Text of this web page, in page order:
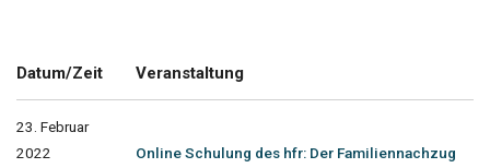
Datum/Zeit Veranstaltung
23. Februar
2022
Online Schulung des hfr: Der Familiennachzug